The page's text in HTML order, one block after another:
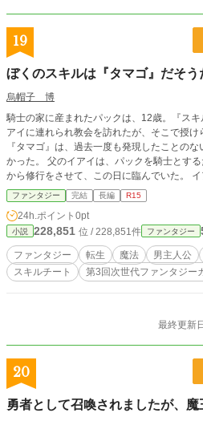
19
ぼくのスキルは『タマゴ』だそう
烏帽子 博
騎士の家に産まれたパックは、12歳。『ス
アイに連れられ教会を訪れたが、そこで授け
『タマゴ』は、過去一度も発現したことの
かった。 父のイアイは、パックを騎士とす
から修行をさせて、この日に臨んでいた。
げたのだ。 「２年後、次男のマックに剣士
にする」 パックは、その言葉を受け入れるし
ファンタジー 完結 長編 R15
24h.ポイント 0pt
小説 228,851 位 / 228,851件 ファンタジー
ファンタジー 転生 魔法 男主人公
スキルチート
第3回次世代ファンタジー
最終更新
20
勇者として召喚されましたが、魔